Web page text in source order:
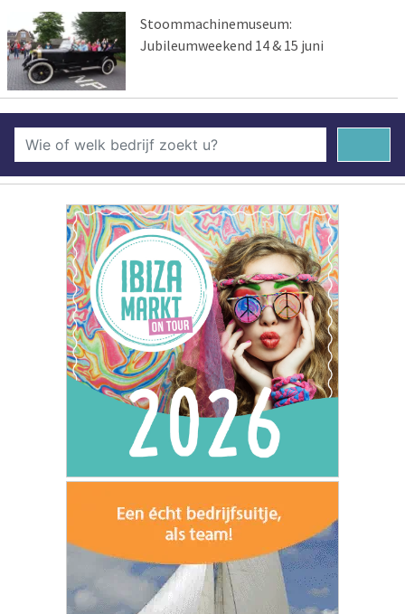
Stoommachinemuseum:
Jubileumweekend 14 & 15 juni